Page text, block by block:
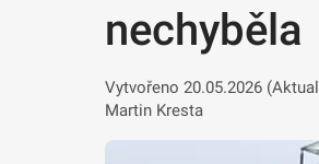
nechyběla
Vytvořeno 20.05.2026
Martin Kresta